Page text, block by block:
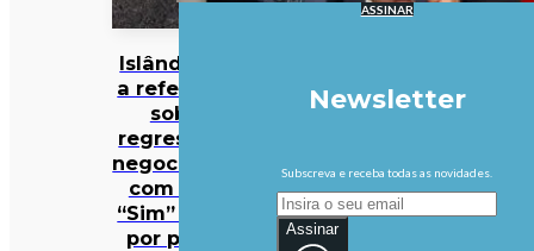
Islândia vai
a referendo
sobre
regresso às
negociações
com a UE.
“Sim” lidera
por pouco
ASSINAR
Newsletter
Subscreva e receba todas as novidades.
Assinar